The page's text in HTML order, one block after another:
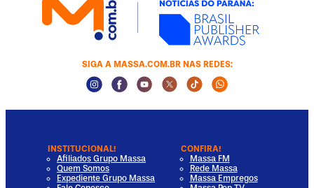
SIGA A MASSA.COM.BR NAS REDES:
Instagram Social Media
Facebook Social Media
Youtube Social Media
Twitter Social Media
Tiktok Social Media
Whatsapp
INSTITUCIONAL!
Afiliados Grupo Massa
Quem Somos
Expediente Grupo Massa
CONFIRA!
Massa FM
Rede Massa
Massa Empregos